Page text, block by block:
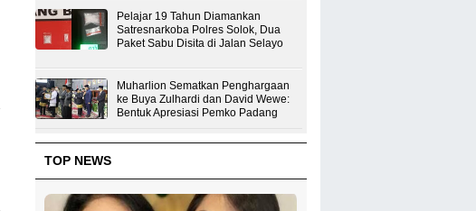
Pelajar 19 Tahun Diamankan
Satresnarkoba Polres Solok, Dua
Paket Sabu Disita di Jalan Selayo
Muharlion Sematkan Penghargaan
ke Buya Zulhardi dan David Wewe:
Bentuk Apresiasi Pemko Padang
TOP NEWS